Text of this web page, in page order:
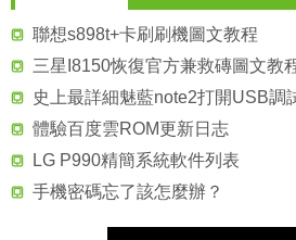
聯想s898t+卡刷刷機圖文教程
三星I8150恢復官方兼救磚圖文教
史上最詳細魅藍note2打開USB調
體驗百度雲ROM更新日志
LG P990精簡系統軟件列表
手機密碼忘了該怎麼辦？